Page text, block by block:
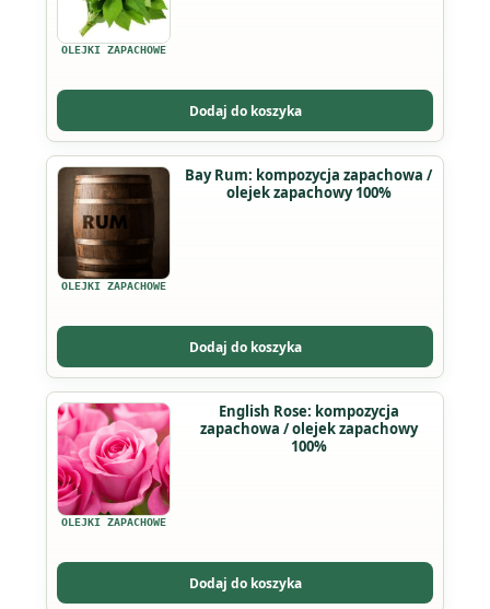
OLEJKI ZAPACHOWE
Dodaj do koszyka
wiele
wariantów.
można
wybrać
na
stronie
produktu
OLEJKI ZAPACHOWE
Bay Rum: kompozycja zapachowa /
olejek zapachowy 100%
Dodaj do koszyka
Ten
produkt
ma
wiele
wariantów.
można
wybrać
na
stronie
produktu
OLEJKI ZAPACHOWE
English Rose: kompozycja
zapachowa / olejek zapachowy
100%
Dodaj do koszyka
Ten
produkt
ma
wiele
wariantów.
można
wybrać